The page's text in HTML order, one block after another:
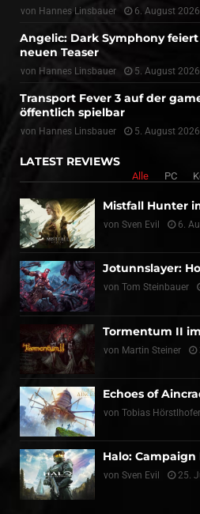
von Hannes Linsbauer 6. August 2026
Angelic: Dark Symphony
neuen Teaser
von Hannes Linsbauer 5. August 2026
Transport Fever 3 auf der
öffentlich spielbar
von Hannes Linsbauer 5. August 2026
LATEST REVIEWS
Alle PC
Mistfall Hunter
von Sven Evil 6.
Jotunnslayer:
von Tom Steinbauer
Tormentum II
von Martin Steiner
Echoes of
von Tobias Hörstlhofer
Halo: Campaign
von Sven Evil 25.